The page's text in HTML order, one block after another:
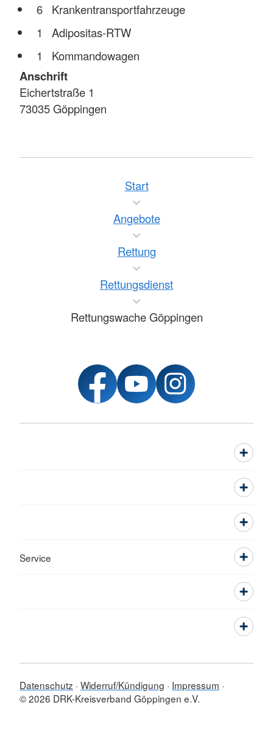
6 Krankentransportfahrzeuge
1 Adipositas-RTW
1 Kommandowagen
Anschrift
Eichertstraße 1
73035 Göppingen
Start
Angebote
Rettung
Rettungsdienst
Rettungswache Göppingen
Service
Datenschutz Widerruf/Kündigung
Impressum
© 2026 DRK-Kreisverband Göppingen e.V.